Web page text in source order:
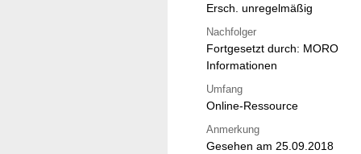
Ersch. unregelmäßig
Nachfolger
Fortgesetzt durch: MORO
Informationen
Umfang
Online-Ressource
Anmerkung
Gesehen am 25.09.2018